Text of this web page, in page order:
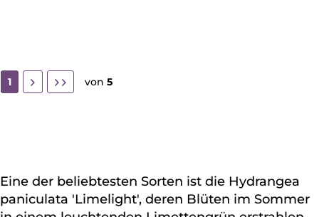
1 von 5
Eine der beliebtesten Sorten ist die Hydrangea
paniculata 'Limelight', deren Blüten im Sommer